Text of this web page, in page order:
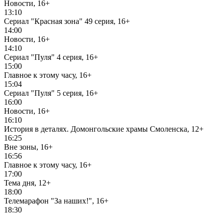
Новости, 16+
13:10
Сериал "Красная зона" 49 серия, 16+
14:00
Новости, 16+
14:10
Сериал "Пуля" 4 серия, 16+
15:00
Главное к этому часу, 16+
15:04
Сериал "Пуля" 5 серия, 16+
16:00
Новости, 16+
16:10
История в деталях. Домонгольские храмы Смоленска, 12+
16:25
Вне зоны, 16+
16:56
Главное к этому часу, 16+
17:00
Тема дня, 12+
18:00
Телемарафон "За наших!", 16+
18:30